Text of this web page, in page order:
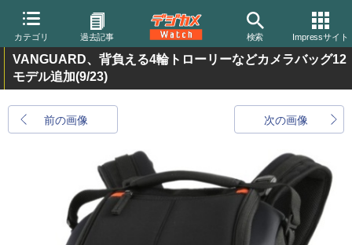
カテゴリ 過去記事 検索 Impressサイト
VANGUARD、背負える4輪トローリーなどカメラバッグ12
モデル追加(9/23)
前の画像 次の画像